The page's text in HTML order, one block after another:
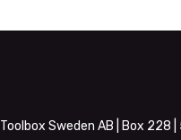
Toolbox Sweden AB | Box 228